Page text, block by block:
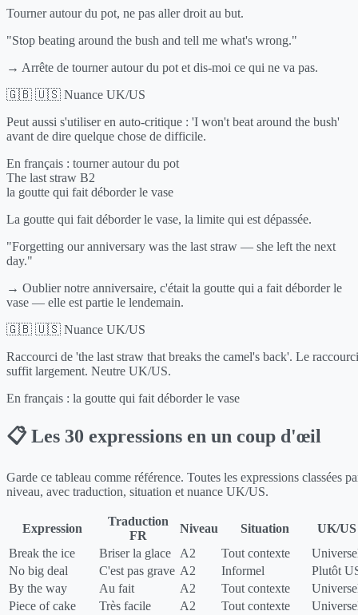
Tourner autour du pot, ne pas aller droit au but.
"Stop beating around the bush and tell me what's wrong."
→ Arrête de tourner autour du pot et dis-moi ce qui ne va pas.
🇬🇧 🇺🇸 Nuance UK/US
Peut aussi s'utiliser en auto-critique : 'I won't beat around the bush'
avant de dire quelque chose de difficile.
En français : tourner autour du pot
The last straw B2
la goutte qui fait déborder le vase
La goutte qui fait déborder le vase, la limite qui est dépassée.
"Forgetting our anniversary was the last straw — she left the next
day."
→ Oublier notre anniversaire, c'était la goutte qui a fait déborder le
vase — elle est partie le lendemain.
🇬🇧 🇺🇸 Nuance UK/US
Raccourci de 'the last straw that breaks the camel's back'. Le raccourci
suffit largement. Neutre UK/US.
En français : la goutte qui fait déborder le vase
📋 Les 30 expressions en un coup d'œil
Garde ce tableau comme référence. Toutes les expressions classées
niveau, avec traduction, situation et nuance UK/US.
Expression
Traduction
FR
Niveau Situation
UK/US
Break the ice
Briser la glace A2 Tout contexte
No big deal
C'est pas grave A2 Informel
Plutôt
By the way
Au fait A2 Tout contexte
Piece of cake
Très facile A2 Tout contexte